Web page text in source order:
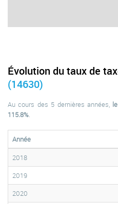
Évolution du taux de
(14630)
Au cours des 5 dernières années,
115.8%.
Année
2018
2019
2020